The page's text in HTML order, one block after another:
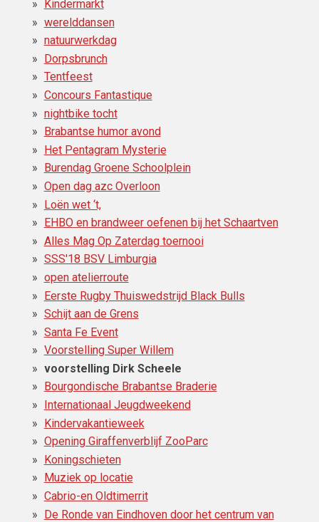
Kindermarkt
werelddansen
natuurwerkdag
Dorpsbrunch
Tentfeest
Concours Fantastique
nightbike tocht
Brabantse humor avond
Het Pentagram Mysterie
Burendag Groene Schoolplein
Open dag azc Overloon
Loën wet ‘t,
EHBO en brandweer oefenen bij het Schaartven
Alles Mag Op Zaterdag toernooi
SSS'18 BSV Limburgia
open atelierroute
Eerste Rugby Thuiswedstrijd Black Bulls
Schijt aan de Grens
Santa Fe Event
Voorstelling Super Willem
voorstelling Dirk Scheele
Bourgondische Brabantse Braderie
Internationaal Jeugdweekend
Kindervakantieweek
Opening Giraffenverblijf ZooParc
Koningschieten
Muziek op locatie
Cabrio-en Oldtimerrit
De Ronde van Eindhoven door het centrum van